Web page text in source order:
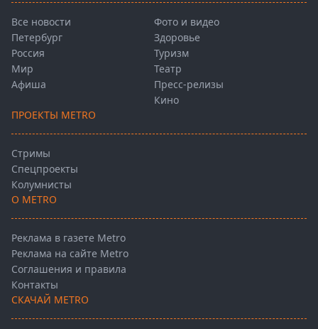
Все новости
Петербург
Россия
Мир
Афиша
Фото и видео
Здоровье
Туризм
Театр
Пресс-релизы
Кино
ПРОЕКТЫ METRO
Стримы
Спецпроекты
Колумнисты
О METRO
Реклама в газете Metro
Реклама на сайте Metro
Соглашения и правила
Контакты
СКАЧАЙ METRO